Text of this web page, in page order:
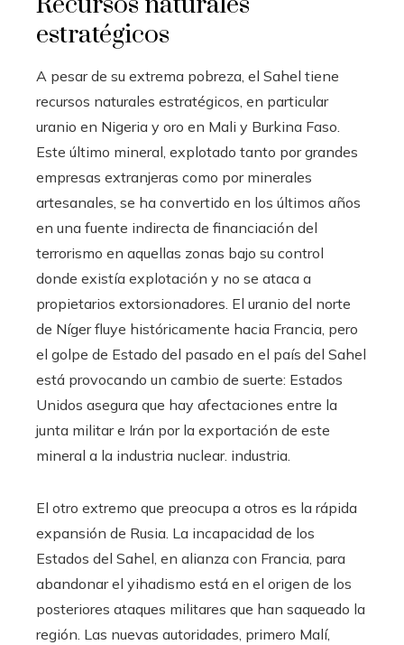
estratégicos
A pesar de su extrema pobreza, el Sahel tiene
recursos naturales estratégicos, en particular
uranio en Nigeria y oro en Mali y Burkina Faso.
Este último mineral, explotado tanto por grandes
empresas extranjeras como por minerales
artesanales, se ha convertido en los últimos años
en una fuente indirecta de financiación del
terrorismo en aquellas zonas bajo su control
donde existía explotación y no se ataca a
propietarios extorsionadores. El uranio del norte
de Níger fluye históricamente hacia Francia, pero
el golpe de Estado del pasado en el país del Sahel
está provocando un cambio de suerte: Estados
Unidos asegura que hay afectaciones entre la
junta militar e Irán por la exportación de este
mineral a la industria nuclear. industria.
El otro extremo que preocupa a otros es la rápida
expansión de Rusia. La incapacidad de los
Estados del Sahel, en alianza con Francia, para
abandonar el yihadismo está en el origen de los
posteriores ataques militares que han saqueado la
región. Las nuevas autoridades, primero Malí,